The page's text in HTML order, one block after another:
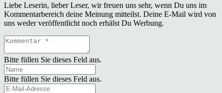
Liebe Leserin, lieber Leser, wir freuen uns sehr, wenn Du uns im
Kommentarbereich deine Meinung mitteilst. Deine E-Mail wird von
uns weder veröffentlicht noch erhälst Du Werbung.
Bitte füllen Sie dieses Feld aus.
Bitte füllen Sie dieses Feld aus.